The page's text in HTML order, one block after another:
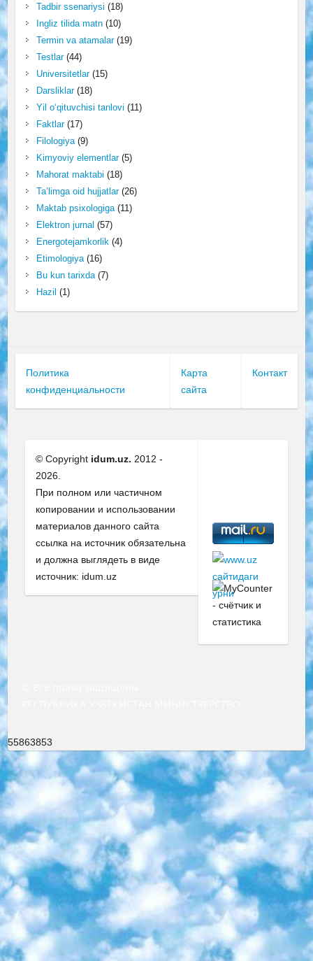
Tadbir ssenariysi (18)
Ingliz tilida matn(10)
Termin va atamalar(19)
Testlar(44)
Universitetlar(15)
Darsliklar(18)
Yil o‘qituvchisi tanlovi (11)
Faktlar(17)
Filologiya(9)
Kimyoviy elementlar(5)
Mahorat maktabi (18)
Ta’limga oid hujjatlar(26)
Maktab psixologiga(11)
Elektron jurnal (57)
Energotejamkorlik (4)
Etimologiya(16)
Bu kun tarixda(7)
Hazil (1)
Политика
конфиденциальности
Карта
сайта
Контакт
© Copyright idum.uz. 2012 -
2026.
При полном или частичном
копировании и использовании
материалов данного сайта
ссылка на источник обязательна
и должна выглядеть в виде
источник: idum.uz
55863853